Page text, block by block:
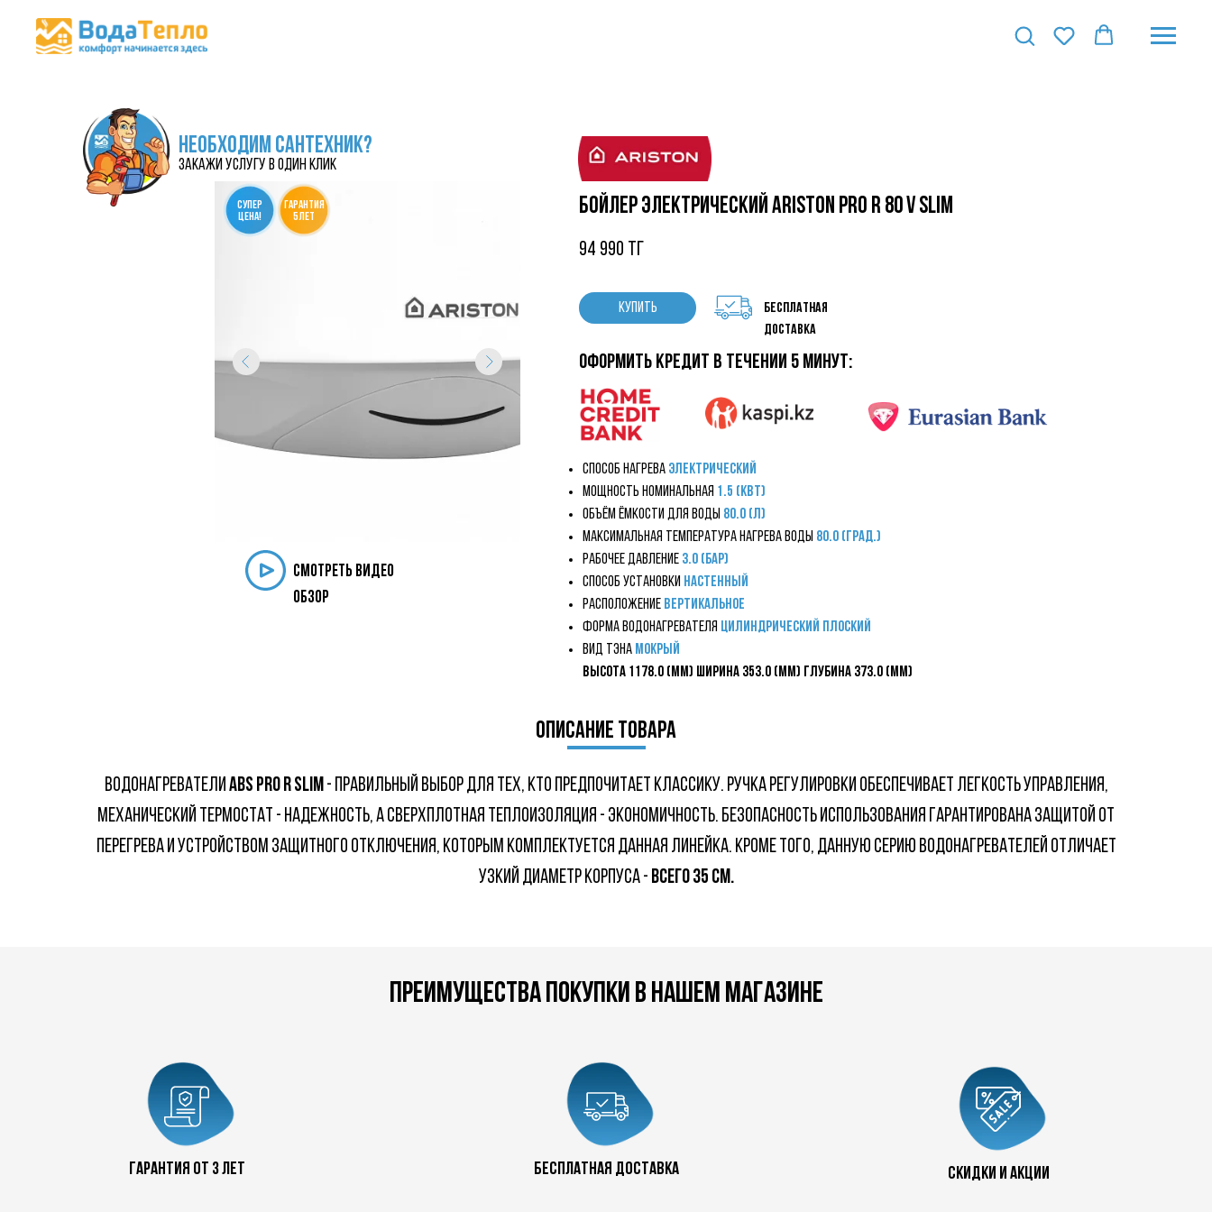
Бойлер электрический ARISTON PRO R 80 V Slim
94 990 тг
КУПИТЬ
оформить кредит в течении 5 минут:
СУПЕР
ЦЕНА!
гарантия
5 лет
Способ нагрева Электрический
Мощность номинальная 1.5 (кВт)
Объём ёмкости для воды 80.0 (л)
Максимальная температура нагрева воды 80.0 (град.)
Рабочее давление 3.0 (бар)
Способ установки Настенный
Расположение Вертикальное
Форма водонагревателя цилиндрический плоский
Вид ТЭНа Мокрый
Высота 1178.0 (мм) Ширина 353.0 (мм) Глубина 373.0 (мм)
бесплатная
доставка
описание товара
ВОДОНАГРЕВАТЕЛИABS PRO R SLIM- ПРАВИЛЬНЫЙ ВЫБОР ДЛЯ ТЕХ, КТО ПРЕДПОЧИТАЕТ КЛАССИКУ. РУЧКА РЕГУЛИРОВКИ ОБЕСПЕЧИВАЕТ ЛЕГКОСТЬ УПРАВЛЕНИЯ,
МЕХАНИЧЕСКИЙ ТЕРМОСТАТ - НАДЕЖНОСТЬ, А СВЕРХПЛОТНАЯ ТЕПЛОИЗОЛЯЦИЯ - ЭКОНОМИЧНОСТЬ. БЕЗОПАСНОСТЬ ИСПОЛЬЗОВАНИЯ ГАРАНТИРОВАНА ЗАЩИТОЙ ОТ
ПЕРЕГРЕВА И УСТРОЙСТВОМ ЗАЩИТНОГО ОТКЛЮЧЕНИЯ, КОТОРЫМ КОМПЛЕКТУЕТСЯ ДАННАЯ ЛИНЕЙКА. КРОМЕ ТОГО, ДАННУЮ СЕРИЮ ВОДОНАГРЕВАТЕЛЕЙ ОТЛИЧАЕТ
УЗКИЙ ДИАМЕТР КОРПУСА - ВСЕГО 35 СМ.
смотреть видео
обзор
НЕОБХОДИМ САНТЕХНИК?
закажи услугу в один клик
преимущества покупки в нашем магазине
Гарантия от 3 лет бесплатная доставка скидки и акции